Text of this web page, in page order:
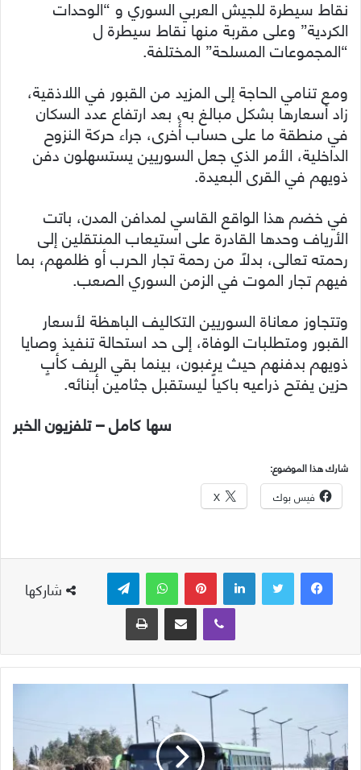
نقاط سيطرة للجيش العربي السوري و “الوحدات
الكردية” وعلى مقربة منها نقاط سيطرة ل
“المجموعات المسلحة” المختلفة.
ومع تنامي الحاجة إلى المزيد من القبور في اللاذقية،
زاد أسعارها بشكل مبالغ به، بعد ارتفاع عدد السكان
في منطقة ما على حساب أُخرى، جراء حركة النزوح
الداخلية، الأمر الذي جعل السوريين يستسهلون دفن
ذويهم في القرى البعيدة.
في خضم هذا الواقع القاسي لمدافن المدن، باتت
الأرياف وحدها القادرة على استيعاب المنتقلين إلى
رحمته تعالى، بدلاً من رحمة تجار الحرب أو ظلمهم، بما
فيهم تجار الموت في الزمن السوري الصعب.
وتتجاوز معاناة السوريين التكاليف الباهظة لأسعار
القبور ومتطلبات الوفاة، إلى حد استحالة تنفيذ وصايا
ذويهم بدفنهم حيث يرغبون، بينما بقي الريف كأبٍ
حزين يفتح ذراعيه باكياً ليستقبل جثامين أبنائه.
سها كامل – تلفزيون الخبر
شارك هذا الموضوع:
فيس بوك X
شاركها
لينكدإن بينتيريست واتساب
ڤايبر
مشاركة عبر البريد طباعة